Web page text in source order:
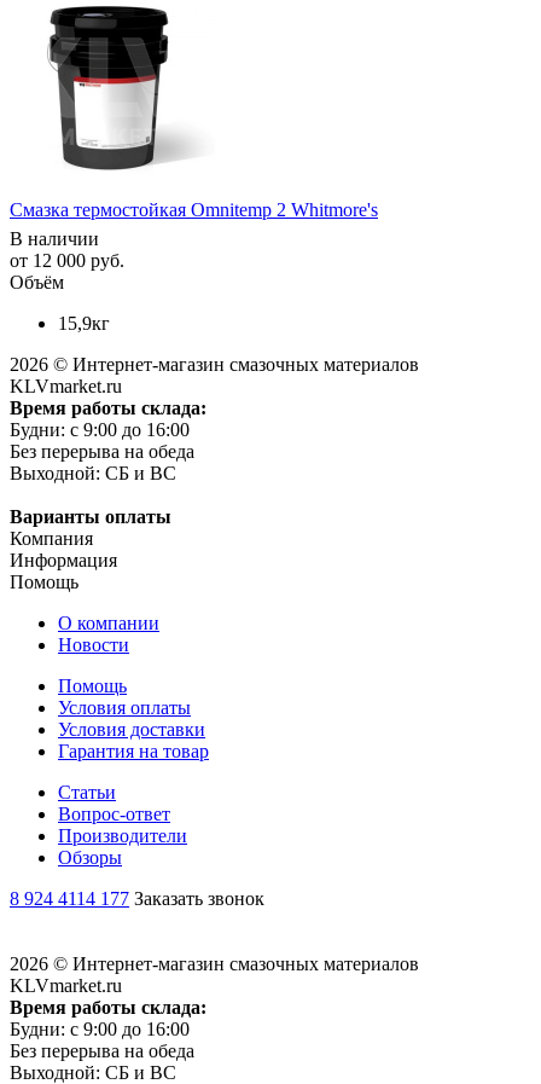
Смазка термостойкая Omnitemp 2 Whitmore's
В наличии
от 12 000 руб.
Объём
15,9кг
2026 © Интернет-магазин смазочных материалов
KLVmarket.ru
Время работы склада:
Будни: c 9:00 до 16:00
Без перерыва на обеда
Выходной: СБ и ВС
Варианты оплаты
Компания
Информация
Помощь
О компании
Новости
Помощь
Условия оплаты
Условия доставки
Гарантия на товар
Статьи
Вопрос-ответ
Производители
Обзоры
8 924 4114 177 Заказать звонок
2026 © Интернет-магазин смазочных материалов
KLVmarket.ru
Время работы склада:
Будни: c 9:00 до 16:00
Без перерыва на обеда
Выходной: СБ и ВС